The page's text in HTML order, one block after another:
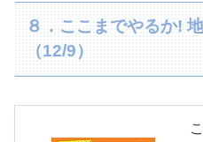
８．ここまでやるか!
（12/9）